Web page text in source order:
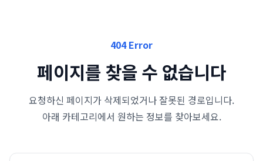
404 Error
페이지를 찾을 수 없습니다
요청하신 페이지가 삭제되었거나 잘못된 경로입니다.
아래 카테고리에서 원하는 정보를 찾아보세요.